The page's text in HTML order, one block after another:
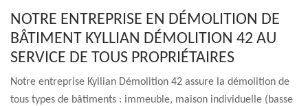
NOTRE ENTREPRISE EN DÉMOLITION DE
BÂTIMENT KYLLIAN DÉMOLITION 42 AU
SERVICE DE TOUS PROPRIÉTAIRES
Notre entreprise Kyllian Démolition 42 assure la démolition de
tous types de bâtiments : immeuble, maison individuelle (basse